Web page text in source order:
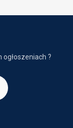
?